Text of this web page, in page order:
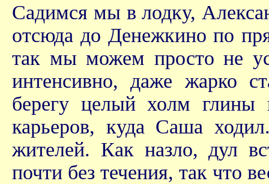
Садимся мы в лодку,
отсюда до Денежкино по
так мы можем просто не
интенсивно, даже жарко
берегу целый холм глины
карьеров, куда Саша
жителей. Как назло, дул
почти без течения, так что